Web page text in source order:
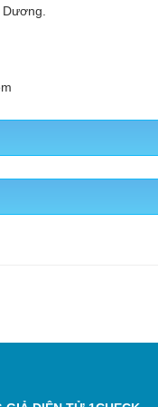
Fanpage:
https://